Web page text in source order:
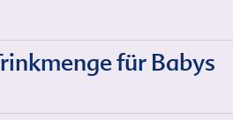
für Babys